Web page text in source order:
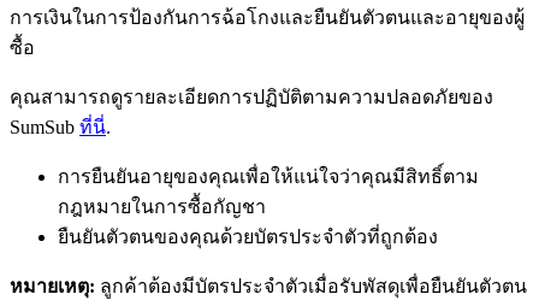
การเงินในการป้องกันการฉ้อโกงและยืนยันตัวตนและอายุของผู้
ซื้อ
คุณสามารถดูรายละเอียดการปฏิบัติตามความปลอดภัยของ
SumSub ที่นี่.
การยืนยันอายุของคุณเพื่อให้แน่ใจว่าคุณมีสิทธิ์ตาม
กฎหมายในการซื้อกัญชา
ยืนยันตัวตนของคุณด้วยบัตรประจำตัวที่ถูกต้อง
หมายเหตุ: ลูกค้าต้องมีบัตรประจำตัวเมื่อรับพัสดุเพื่อยืนยันตัวตน